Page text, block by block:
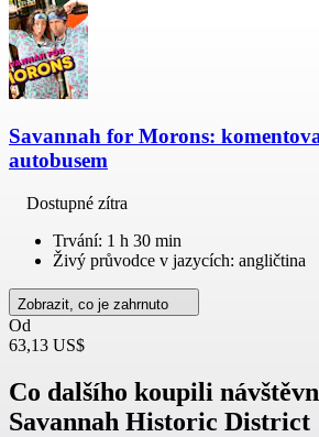
Savannah for Morons:
autobusem
Dostupné zítra
Trvání: 1 h 30 min
Živý průvodce v jazycích: angličtina
Zobrazit, co je zahrnuto
Od
63,13 US$
Co dalšího koupili
Savannah Historic District